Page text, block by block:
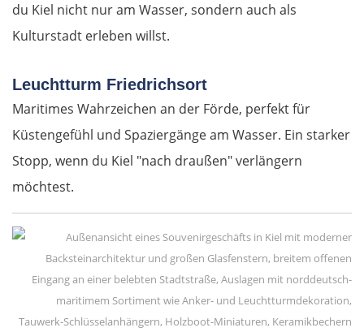
du Kiel nicht nur am Wasser, sondern auch als
Kulturstadt erleben willst.
Leuchtturm Friedrichsort
Maritimes Wahrzeichen an der Förde, perfekt für
Küstengefühl und Spaziergänge am Wasser. Ein starker
Stopp, wenn du Kiel "nach draußen" verlängern
möchtest.